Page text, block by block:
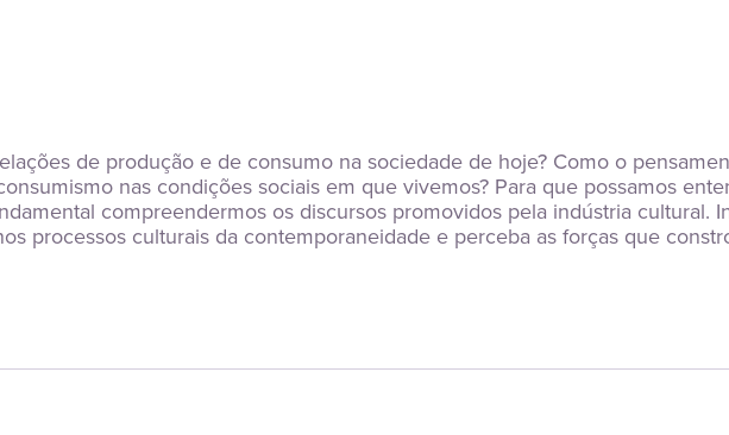
de produção e de consumo na sociedade de hoje? Como o
nas condições sociais em que vivemos? Para que possamos
compreendermos os discursos promovidos pela indústria cultural.
processos culturais da contemporaneidade e perceba as forças que